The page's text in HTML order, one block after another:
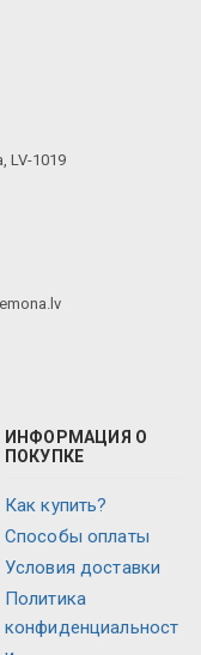
LV-1019
ИНФОРМАЦИЯ О
ПОКУПКЕ
Как купить?
Способы оплаты
Условия доставки
Политика
конфиденциальност